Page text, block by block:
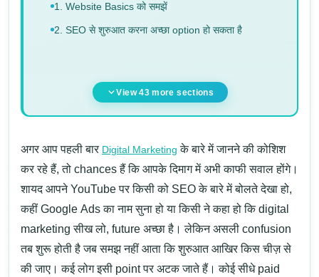
1. Website Basics को समझें
2. SEO से शुरुआत करना अच्छा option हो सकता है
View 43 more sections
अगर आप पहली बार Digital Marketing के बारे में जानने की कोशिश
कर रहे हैं, तो chances हैं कि आपके दिमाग में अभी काफी सवाल होंगे।
शायद आपने YouTube पर किसी को SEOके बारे में बोलते देखा हो,
कहीं Google Adsका नाम सुना हो या किसी ने कहा हो कि digital
marketing सीख लो, future अच्छा है। लेकिन असली confusion
तब शुरू होती है जब समझ नहीं आता कि शुरुआत आखिर किस चीज़ से
की जाए।कई लोग इसी point पर अटक जाते हैं। कोई सीधे paid